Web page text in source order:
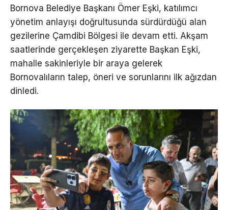
Bornova Belediye Başkanı Ömer Eşki, katılımcı
yönetim anlayışı doğrultusunda sürdürdüğü alan
gezilerine Çamdibi Bölgesi ile devam etti. Akşam
saatlerinde gerçekleşen ziyarette Başkan Eşki,
mahalle sakinleriyle bir araya gelerek
Bornovalıların talep, öneri ve sorunlarını ilk ağızdan
dinledi.